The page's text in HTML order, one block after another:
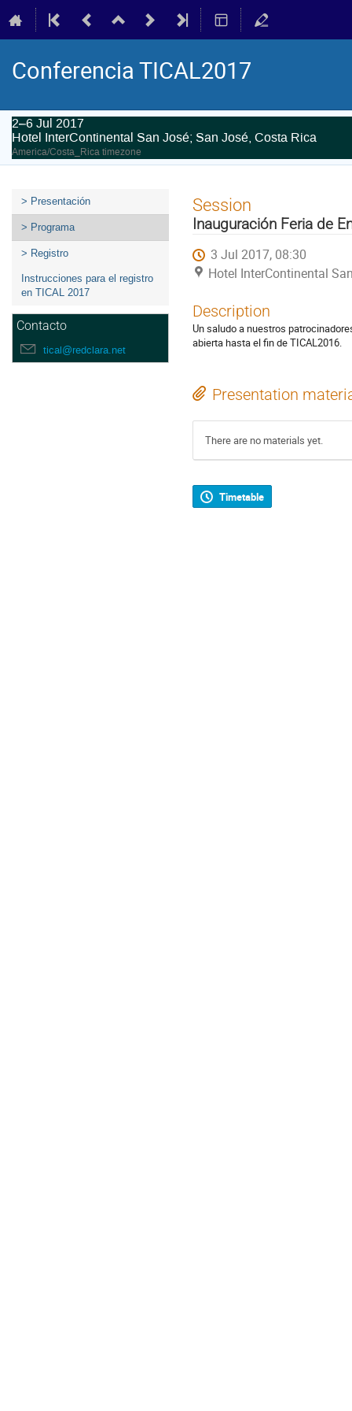
Conferencia TICAL2017
2–6 Jul 2017
Hotel InterContinental San José; San José, Costa Rica
America/Costa_Rica timezone
Event
menu
> Presentación
> Programa
> Registro
Instrucciones para el registro
en TICAL 2017
Contacto
tical@redclara.net
Session
Inauguración Feria de
3 Jul 2017, 08:30
Hotel InterContinental
Description
Un saludo a nuestros
abierta hasta el fin de TICAL2016.
Presentation
There are no materials yet.
Timetable